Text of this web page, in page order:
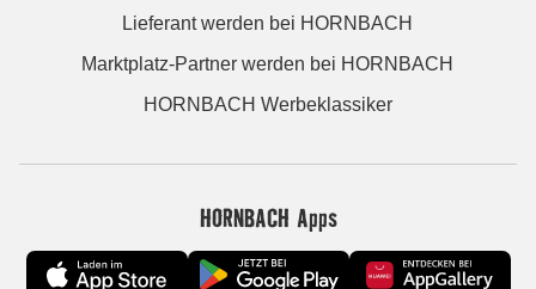
Lieferant werden bei HORNBACH
Marktplatz-Partner werden bei HORNBACH
HORNBACH Werbeklassiker
HORNBACH Apps